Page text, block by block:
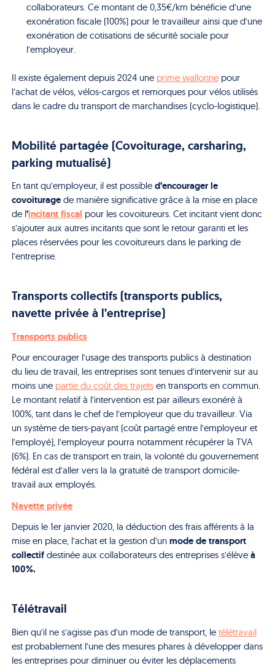
collaborateurs. Ce montant de 0,35€/km bénéficie d’une
exonération fiscale (100%) pour le travailleur ainsi que d’une
exonération de cotisations de sécurité sociale pour
l’employeur.
Il existe également depuis 2024 une prime wallonnepour
l’achat de vélos, vélos-cargos et remorques pour vélos utilisés
dans le cadre du transport de marchandises (cyclo-logistique).
Mobilité partagée (Covoiturage, carsharing,
parking mutualisé)
En tant qu’employeur, il est possible d’encourager le
covoituragede manière significative grâce à la mise en place
de l’incitant fiscal pour les covoitureurs. Cet incitant vient donc
s’ajouter aux autres incitants que sont le retour garanti et les
places réservées pour les covoitureurs dans le parking de
l’entreprise.
Transports collectifs (transports publics,
navette privée à l’entreprise)
Transports publics
Pour encourager l’usage des transports publics à destination
du lieu de travail, les entreprises sont tenues d’intervenir sur au
moins une partie du coût des trajetsen transports en commun.
Le montant relatif à l’intervention est par ailleurs exonéré à
100%, tant dans le chef de l’employeur que du travailleur. Via
un système de tiers-payant (coût partagé entre l’employeur et
l’employé), l’employeur pourra notamment récupérer la TVA
(6%). En cas de transport en train, la volonté du gouvernement
fédéral est d’aller vers la la gratuité de transport domicile-
travail aux employés.
Navette privée
Depuis le 1er janvier 2020, la déduction des frais afférents à la
mise en place, l’achat et la gestion d’un mode de transport
collectifdestinée aux collaborateurs des entreprises s’élèveà
100%.
Télétravail
Bien qu’il ne s’agisse pas d’un mode de transport, le télétravail
est probablement l’une des mesures phares à développer dans
les entreprises pour diminuer ou éviter les déplacements